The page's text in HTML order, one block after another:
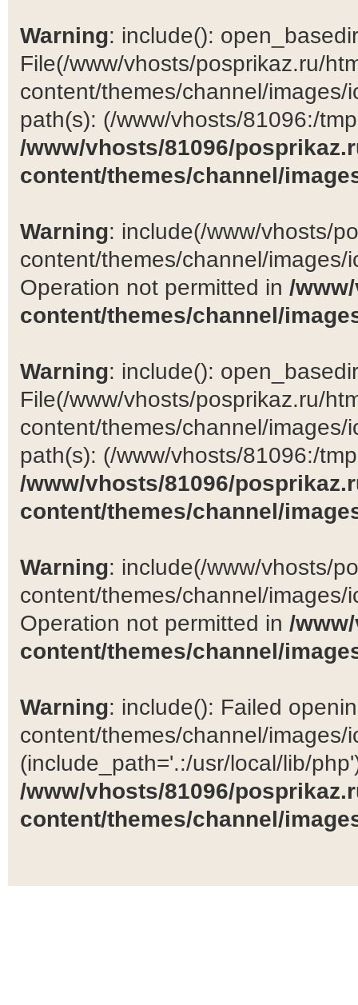
Warning: include():
File(/www/vhosts/posprikaz.ru/
content/themes/channel/
path(s): (/www/vhosts/81096:/
/www/vhosts/81096/
content/themes/channel/
Warning: include(/www/vhosts/
content/themes/channel/
Operation not permitted in /
content/themes/channel/
Warning: include():
File(/www/vhosts/posprikaz.ru/
content/themes/channel/
path(s): (/www/vhosts/81096:/
/www/vhosts/81096/
content/themes/channel/
Warning: include(/www/vhosts/
content/themes/channel/
Operation not permitted in /
content/themes/channel/
Warning: include(): Failed
content/themes/channel/images/
(include_path='.:/usr/local/lib/
/www/vhosts/81096/
content/themes/channel/